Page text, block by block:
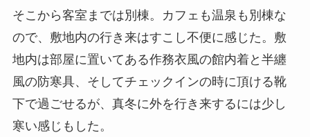
ので、敷地内の行き来はすこし不便に感じた。敷
地内は部屋に置いてある作務衣風の館内着と半纏
風の防寒具、そしてチェックインの時に頂ける靴
下で過ごせるが、真冬に外を行き来するには少し
寒い感じもした。